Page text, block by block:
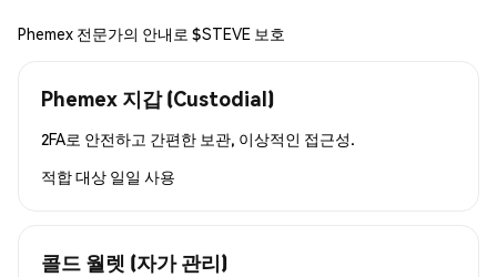
Phemex 전문가의 안내로 $STEVE 보호
Phemex 지갑 (Custodial)
2FA로 안전하고 간편한 보관, 이상적인 접근성.
적합 대상 일일 사용
콜드 월렛 (자가 관리)